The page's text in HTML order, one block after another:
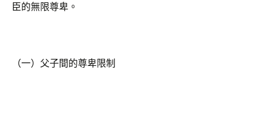
臣的無限尊卑。
（一）父子間的尊卑限制